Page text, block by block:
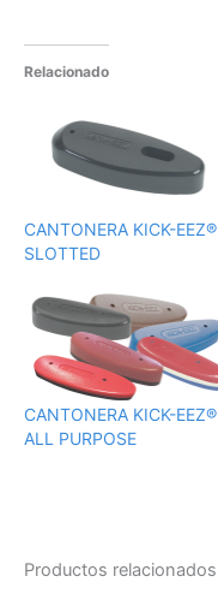
Relacionado
CANTONERA KICK-EEZ®
SLOTTED
CANTONERA KICK-EEZ®
ALL PURPOSE
Productos relacionados